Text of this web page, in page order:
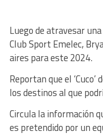
Luego de atravesar
Club Sport Emelec,
aires para este 2024.
Reportan que el ‘Cuco’
los destinos al que
Circula la información
es pretendido por un